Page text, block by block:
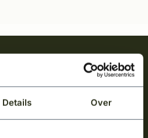
Details Over
het laatste nieuws
bouwstijl!